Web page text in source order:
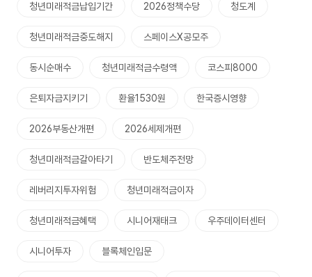
청년미래적금납입기간 2026정책수당 청도계
청년미래적금중도해지 스페이스X공모주
동시순매수 청년미래적금수령액 코스피8000
은퇴자금지키기 환율1530원 한국증시영향
2026부동산개편 2026세제개편
청년미래적금갈아타기 반도체주전망
레버리지투자위험 청년미래적금이자
청년미래적금혜택 시니어재태크 우주데이터센터
시니어투자 블록체인입문